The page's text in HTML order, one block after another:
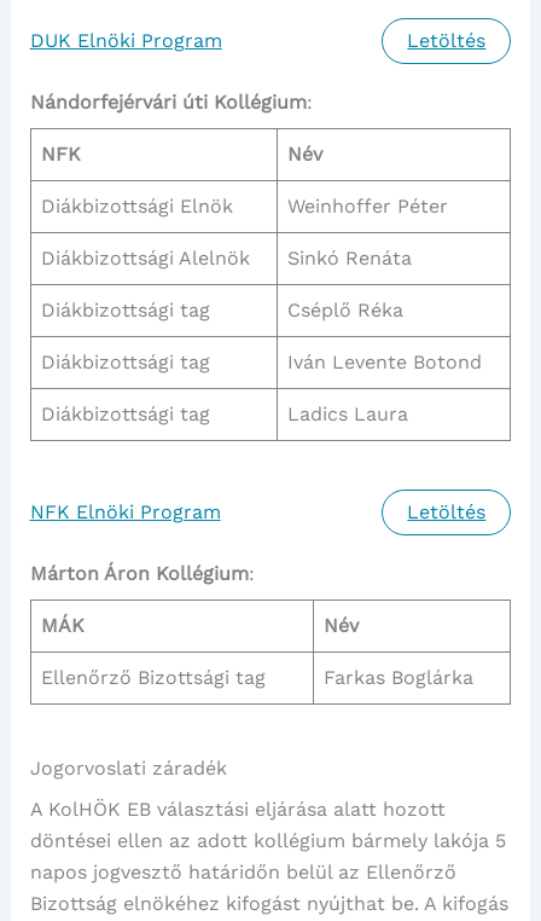
DUK Elnöki Program Letöltés
Nándorfejérvári úti Kollégium:
NFK Név
Diákbizottsági Elnök Weinhoffer Péter
Diákbizottsági Alelnök Sinkó Renáta
Diákbizottsági tag Cséplő Réka
Diákbizottsági tag Iván Levente Botond
Diákbizottsági tag Ladics Laura
NFK Elnöki Program Letöltés
Márton Áron Kollégium:
MÁK Név
Ellenőrző Bizottsági tag Farkas Boglárka
Jogorvoslati záradék
A KolHÖK EB választási eljárása alatt hozott
döntései ellen az adott kollégium bármely lakója 5
napos jogvesztő határidőn belül az Ellenőrző
Bizottság elnökéhez kifogást nyújthat be. A kifogás